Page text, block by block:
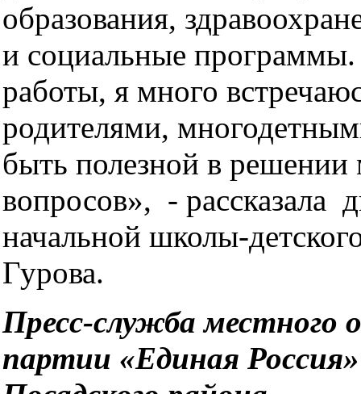
образования,
и социальные
работы, я много
родителями,
быть полезной в решении
вопросов», - рассказала
начальной школы-
Гурова.
Пресс-служба местного
партии «Единая Россия»